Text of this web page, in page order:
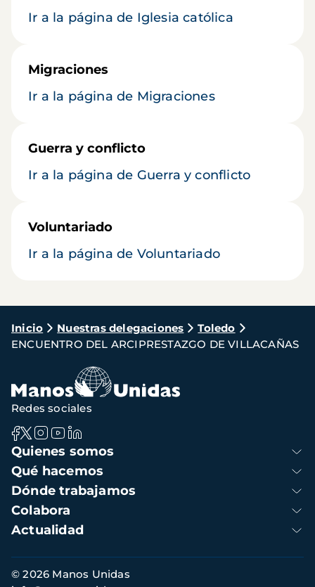
Ir a la página de Iglesia católica
Migraciones
Ir a la página de Migraciones
Guerra y conflicto
Ir a la página de Guerra y conflicto
Voluntariado
Ir a la página de Voluntariado
Ruta
de
navegación
Inicio Nuestras delegaciones
Toledo
ENCUENTRO DEL ARCIPRESTAZGO DE VILLACAÑAS
Navegación
principal
Quienes somos
Qué hacemos
Dónde trabajamos
Colabora
Actualidad
Redes sociales
Información
© 2026 Manos Unidas